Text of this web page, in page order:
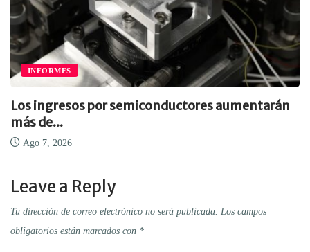
INFORMES
Los ingresos por semiconductores aumentarán
más de...
Ago 7, 2026
Leave a Reply
Tu dirección de correo electrónico no será publicada. Los campos
obligatorios están marcados con *